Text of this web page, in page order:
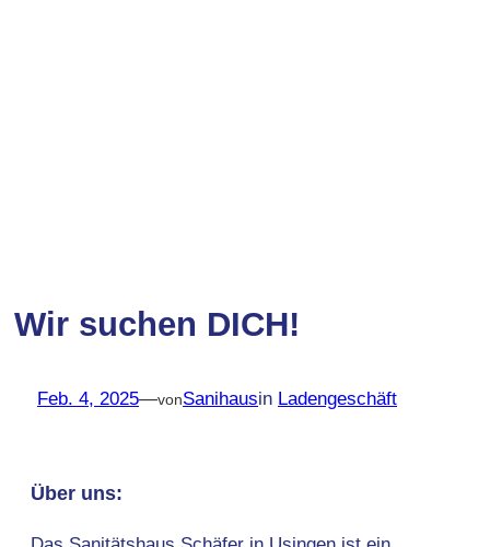
Wir suchen DICH!
Feb. 4, 2025—vonSanihausin Ladengeschäft
Über uns: